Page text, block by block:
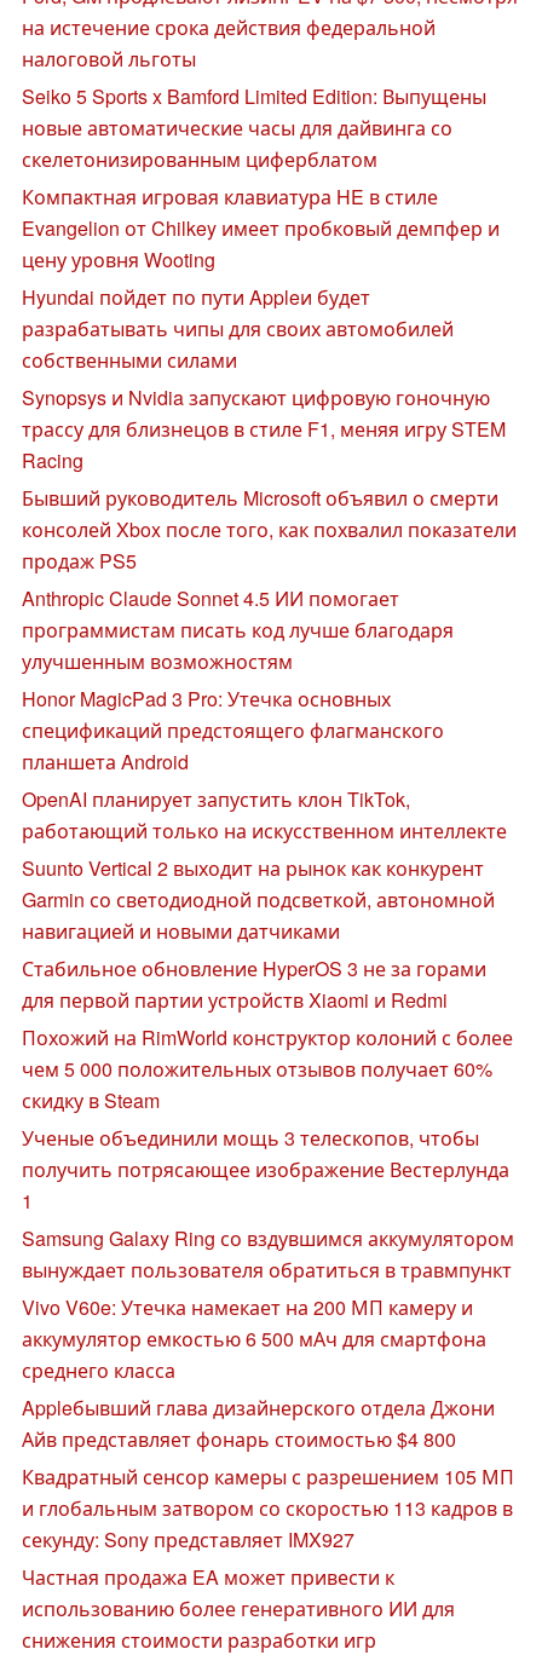
на истечение срока действия федеральной
налоговой льготы
Seiko 5 Sports x Bamford Limited Edition: Выпущены
новые автоматические часы для дайвинга со
скелетонизированным циферблатом
Компактная игровая клавиатура HE в стиле
Evangelion от Chilkey имеет пробковый демпфер и
цену уровня Wooting
Hyundai пойдет по пути Appleи будет
разрабатывать чипы для своих автомобилей
собственными силами
Synopsys и Nvidia запускают цифровую гоночную
трассу для близнецов в стиле F1, меняя игру STEM
Racing
Бывший руководитель Microsoft объявил о смерти
консолей Xbox после того, как похвалил показатели
продаж PS5
Anthropic Claude Sonnet 4.5 ИИ помогает
программистам писать код лучше благодаря
улучшенным возможностям
Honor MagicPad 3 Pro: Утечка основных
спецификаций предстоящего флагманского
планшета Android
OpenAI планирует запустить клон TikTok,
работающий только на искусственном интеллекте
Suunto Vertical 2 выходит на рынок как конкурент
Garmin со светодиодной подсветкой, автономной
навигацией и новыми датчиками
Стабильное обновление HyperOS 3 не за горами
для первой партии устройств Xiaomi и Redmi
Похожий на RimWorld конструктор колоний с более
чем 5 000 положительных отзывов получает 60%
скидку в Steam
Ученые объединили мощь 3 телескопов, чтобы
получить потрясающее изображение Вестерлунда
1
Samsung Galaxy Ring со вздувшимся аккумулятором
вынуждает пользователя обратиться в травмпункт
Vivo V60e: Утечка намекает на 200 МП камеру и
аккумулятор емкостью 6 500 мАч для смартфона
среднего класса
Appleбывший глава дизайнерского отдела Джони
Айв представляет фонарь стоимостью $4 800
Квадратный сенсор камеры с разрешением 105 МП
и глобальным затвором со скоростью 113 кадров в
секунду: Sony представляет IMX927
Частная продажа EA может привести к
использованию более генеративного ИИ для
снижения стоимости разработки игр